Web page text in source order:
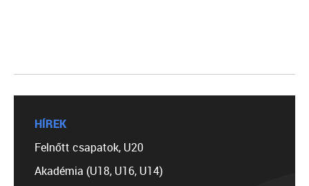
HÍREK
Felnőtt csapatok, U20
Akadémia (U18, U16, U14)